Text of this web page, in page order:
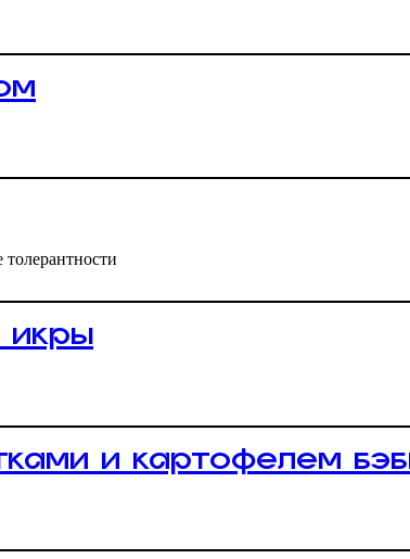
икры
и картофелем